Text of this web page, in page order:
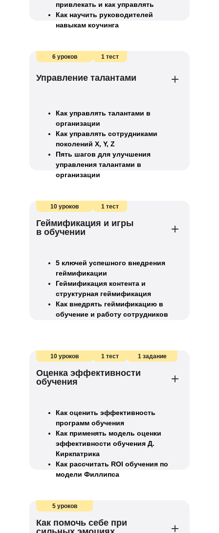
привлекать и как управлять
Как научить руководителей
навыкам коучинга
6 уроков 1 тест
Управление талантами
Как управлять талантами в
организации
Как управлять сотрудниками
поколений X, Y, Z
Пять шагов для улучшения
управления талантами в
организации
10 уроков 1 тест
Геймификация и игры
в обучении
5 ключей успешного внедрения
геймификации
Геймификация контента и
структурная геймификация
Как внедрять геймификацию в
обучение и работу сотрудников
10 уроков 1 тест 1 задание
Оценка эффективности
обучения
Как оценить эффективность
программ обучения
Как применять модель оценки
эффективности обучения Д.
Киркпатрика
Как рассчитать ROI обучения по
модели Филлипса
5 уроков
Как помочь себе при